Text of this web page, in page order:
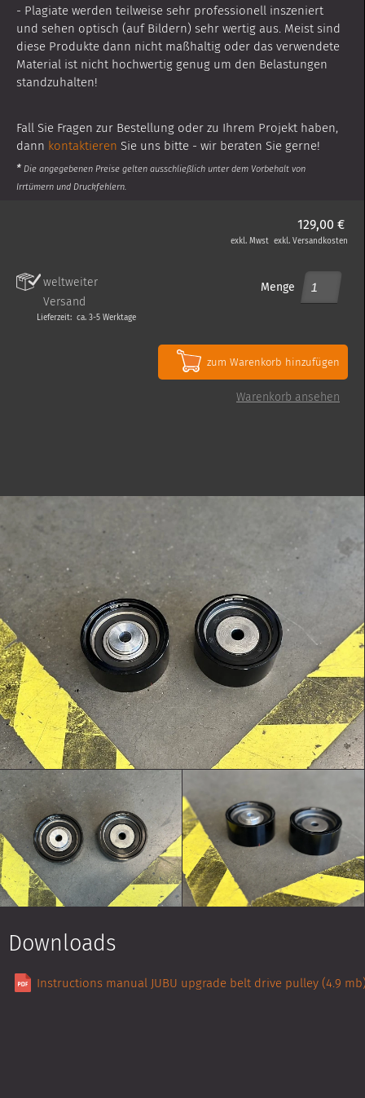
Downloads
Instructions manual JUBU upgrade belt drive pulley (4.9
- Plagiate werden teilweise sehr professionell inszeniert
und sehen optisch (auf Bildern) sehr wertig aus. Meist sind
diese Produkte dann nicht maßhaltig oder das verwendete
Material ist nicht hochwertig genug um den Belastungen
standzuhalten!
Fall Sie Fragen zur Bestellung oder zu Ihrem Projekt haben,
dann kontaktieren Sie uns bitte - wir beraten Sie gerne!
* Die angegebenen Preise gelten ausschließlich unter dem Vorbehalt von
Irrtümern und Druckfehlern.
129,00 €
exkl. Mwst exkl. Versandkosten
weltweiter
Versand
Lieferzeit: ca. 3-5 Werktage
Menge
zum Warenkorb hinzufügen
Warenkorb ansehen